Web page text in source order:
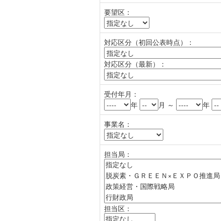
要望区：
対応区分（初回公表時点）：
対応区分（最新）：
受付年月：
年
月 ～
年
事業名：
担当局：
担当区：